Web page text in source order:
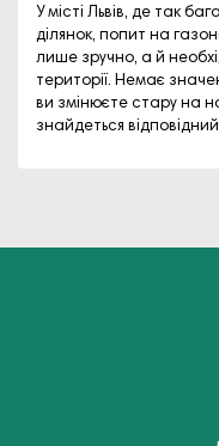
У місті Львів, де так
ділянок, попит на
лише зручно, а й
території. Немає
ви змінюєте стару на
знайдеться